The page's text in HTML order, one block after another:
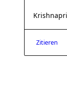
Zitieren